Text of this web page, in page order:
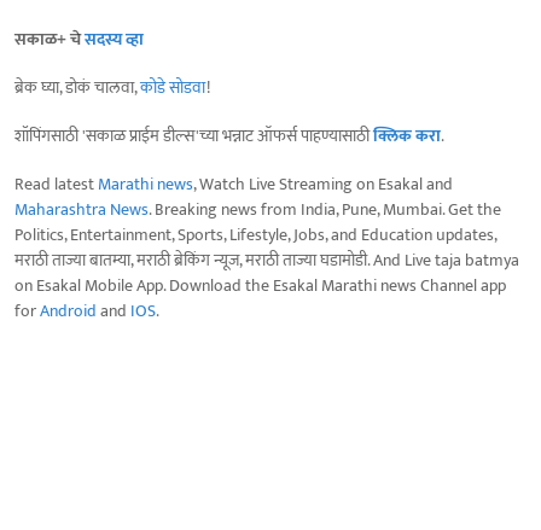
सकाळ+ चेसदस्य व्हा
ब्रेक घ्या, डोकं चालवा,कोडे सोडवा!
शॉपिंगसाठी 'सकाळ प्राईम डील्स'च्या भन्नाट ऑफर्स पाहण्यासाठीक्लिक करा.
Read latestMarathi news, Watch Live Streaming on Esakal and
Maharashtra News. Breaking news from India, Pune, Mumbai. Get the
Politics, Entertainment, Sports, Lifestyle, Jobs, and Education updates,
मराठी ताज्या बातम्या, मराठी ब्रेकिंग न्यूज, मराठी ताज्या घडामोडी. And Live taja batmya
on Esakal Mobile App. Download the Esakal Marathi news Channel app
forAndroidand IOS.